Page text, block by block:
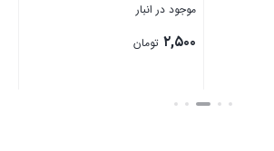
موجود در انبار
۲,۵۰۰ تومان
بستن